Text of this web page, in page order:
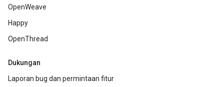
OpenWeave
Happy
OpenThread
Dukungan
Laporan bug dan permintaan fitur